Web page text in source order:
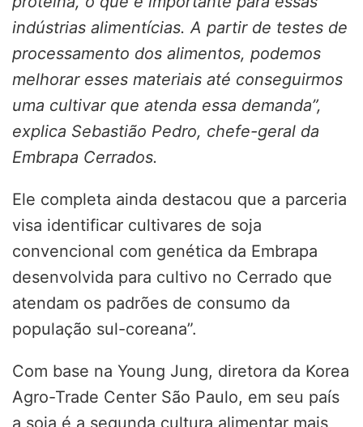
indústrias alimentícias. A partir de testes de
processamento dos alimentos, podemos
melhorar esses materiais até conseguirmos
uma cultivar que atenda essa demanda”,
explica Sebastião Pedro, chefe-geral da
Embrapa Cerrados.
Ele completa ainda destacou que a parceria
visa identificar cultivares de soja
convencional com genética da Embrapa
desenvolvida para cultivo no Cerrado que
atendam os padrões de consumo da
população sul-coreana”.
Com base na Young Jung, diretora da Korea
Agro-Trade Center São Paulo, em seu país
a soja é a segunda cultura alimentar mais